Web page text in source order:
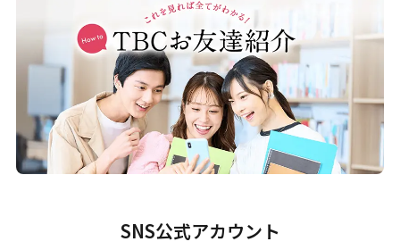
SNS公式アカウント